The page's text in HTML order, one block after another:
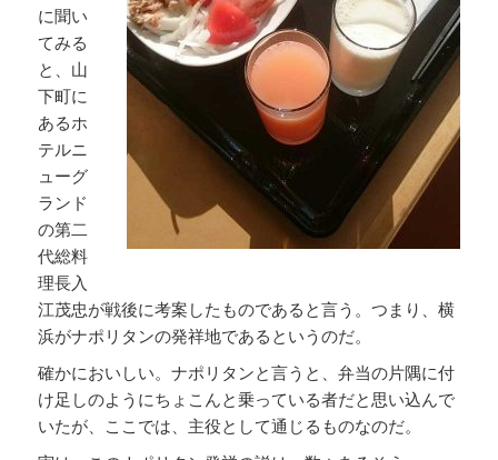
に聞い
てみる
と、山
下町に
あるホ
テルニ
ューグ
ランド
の第二
代総料
理長入
江茂忠が戦後に考案したものであると言う。つまり、横
浜がナポリタンの発祥地であるというのだ。
確かにおいしい。ナポリタンと言うと、弁当の片隅に付
け足しのようにちょこんと乗っている者だと思い込んで
いたが、ここでは、主役として通じるものなのだ。